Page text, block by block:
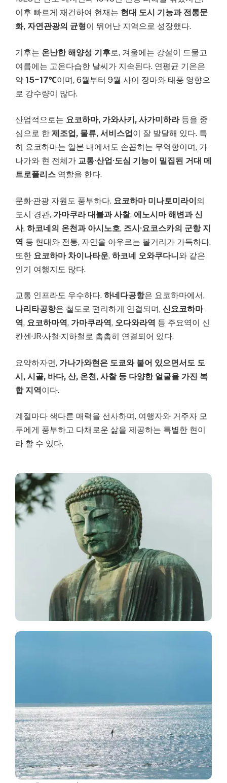
이후 빠르게 재건하여 현재는 현대 도시 기능과 전통문
화, 자연관광의 균형이 뛰어난 지역으로 성장했다.
기후는 온난한 해양성 기후로, 겨울에는 강설이 드물고
여름에는 고온다습한 날씨가 지속된다. 연평균 기온은
약 15~17℃이며, 6월부터 9월 사이 장마와 태풍 영향으
로 강수량이 많다.
산업적으로는 요코하마, 가와사키, 사가미하라등을 중
심으로 한 제조업, 물류, 서비스업 이 잘 발달해 있다. 특
히 요코하마는 일본 내에서도 손꼽히는 무역항이며, 가
나가와 현 전체가 교통·산업·도심 기능이 밀집된 거대 메
트로폴리스 역할을 한다.
문화·관광 자원도 풍부하다. 요코하마 미나토미라이의
도시 경관, 가마쿠라 대불과 사찰, 에노시마 해변과 신
사, 하코네의 온천과 아시노호, 즈시·요코스카의 군항 지
역 등 현대와 전통, 자연을 아우르는 볼거리가 가득하다.
또한 요코하마 차이나타운, 하코네 오와쿠다니와 같은
인기 여행지도 많다.
교통 인프라도 우수하다. 하네다공항은 요코하마에서,
나리타공항은 철도로 편리하게 연결되며, 신요코하마
역, 요코하마역, 가마쿠라역, 오다와라역 등 주요역이 신
칸센·JR·사철·지하철로 촘촘히 연결되어 있다.
요약하자면, 가나가와현은 도쿄와 붙어 있으면서도 도
시, 시골, 바다, 산, 온천, 사찰 등 다양한 얼굴을 가진 복
합 지역이다.
계절마다 색다른 매력을 선사하며, 여행자와 거주자 모
두에게 풍부하고 다채로운 삶을 제공하는 특별한 현이
라 할 수 있다.